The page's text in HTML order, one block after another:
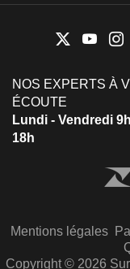
NOS EXPERTS À
ÉCOUTE
Lundi - Vendredi
18h
Mentions légales
Copyright © 2026